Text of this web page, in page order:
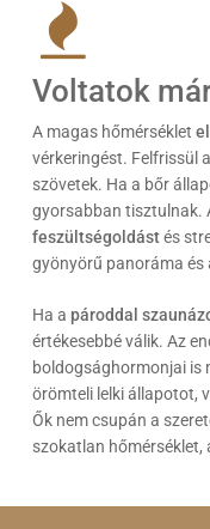
Voltatok
A magas hőmérséklet
vérkeringést. Felfrissül
szövetek. Ha a bőr
gyorsabban tisztulnak.
feszültségoldástés
gyönyörű panoráma és
Ha a pároddal
értékesebbé válik. Az
boldogsághormonjai is
örömteli lelki állapotot,
Ők nem csupán a
szokatlan hőmérséklet,